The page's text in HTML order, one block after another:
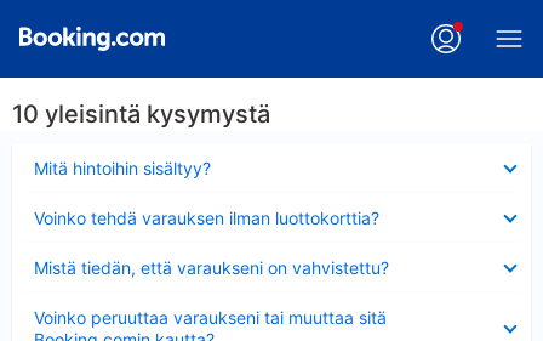
10 yleisintä kysymystä
Mitä hintoihin sisältyy?
Voinko tehdä varauksen ilman luottokorttia?
Mistä tiedän, että varaukseni on vahvistettu?
Voinko peruuttaa varaukseni tai muuttaa sitä